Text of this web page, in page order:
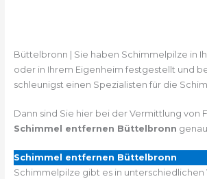
Büttelbronn | Sie haben Schimmelpilze in
oder in Ihrem Eigenheim festgestellt und
schleunigst einen Spezialisten für die
Dann sind Sie hier bei der Vermittlung von
Schimmel entfernen Büttelbronn
Schimmel entfernen Büttelbronn
Schimmelpilze gibt es in unterschiedlichen